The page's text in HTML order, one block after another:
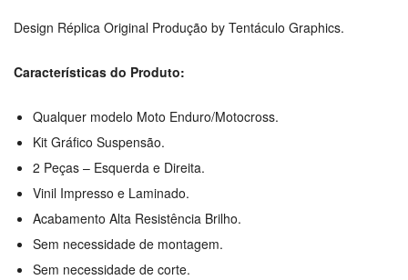
Design Réplica Original Produção by Tentáculo Graphics.
Características do Produto:
Qualquer modelo Moto Enduro/Motocross.
Kit Gráfico Suspensão.
2 Peças – Esquerda e Direita.
Vinil Impresso e Laminado.
Acabamento Alta Resistência Brilho.
Sem necessidade de montagem.
Sem necessidade de corte.